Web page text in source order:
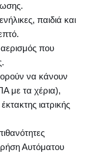
παιδιά και
που
να κάνουν
με τα χέρια),
ιατρικής
Αυτόματου